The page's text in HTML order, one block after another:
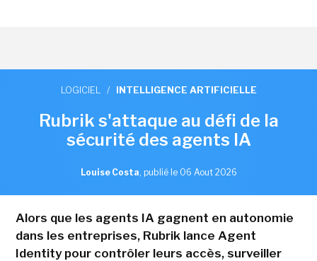
LOGICIEL / INTELLIGENCE ARTIFICIELLE
Rubrik s'attaque au défi de la
sécurité des agents IA
Louise Costa, publié le 06 Aout 2026
Alors que les agents IA gagnent en autonomie
dans les entreprises, Rubrik lance Agent
Identity pour contrôler leurs accès, surveiller